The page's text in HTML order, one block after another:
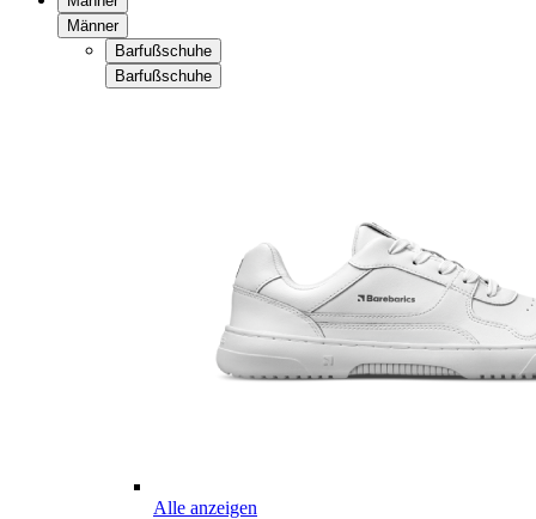
Männer
Barfußschuhe
Barfußschuhe
Alle anzeigen